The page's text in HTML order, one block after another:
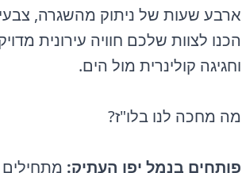
ארבע שעות של ניתוק מהשגרה,
הכנו לצוות שלכם חוויה עירונית
וחגיגה קולינרית מול הים.
מה מחכה לנו בלו"ז?
פותחים בנמל יפו העתיק: